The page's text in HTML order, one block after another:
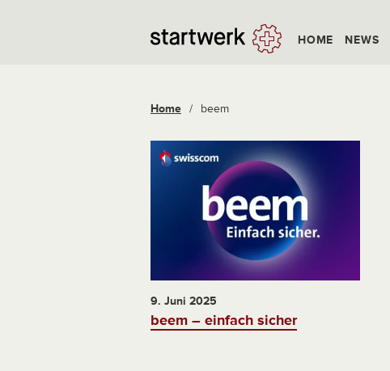
HOME NEWS
Home / beem
9. Juni 2025
beem – einfach sicher